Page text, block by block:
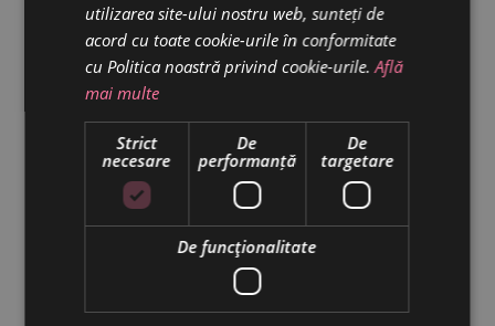
utilizarea site-ului nostru web, sunteți de
acord cu toate cookie-urile în conformitate
cu Politica noastră privind cookie-urile. Află
mai multe
Strict
necesare
De
performanță
De
targetare
De funcţionalitate